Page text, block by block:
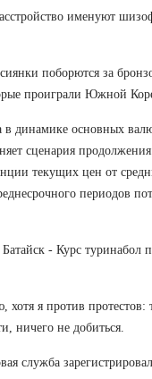
именуют
поборются за
проиграли Южной
динамике основных
сценария
текущих цен от
периодов
- Курс туринабол
хотя я против протестов:
ничего не добиться.
служба